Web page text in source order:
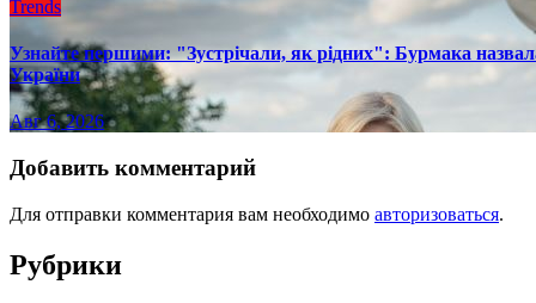
Trends
Узнайте першими: "Зустрічали, як рідних": Бурмака
України
Авг 6, 2026
Добавить комментарий
Для отправки комментария вам необходимо авторизоваться.
Рубрики